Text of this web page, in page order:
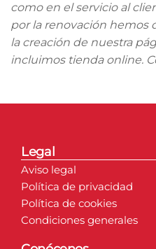
como en el servicio al
por la renovación hemos
la creación de nuestra
incluimos tienda online.
Legal
Aviso legal
Política de privacidad
Política de cookies
Condiciones generales